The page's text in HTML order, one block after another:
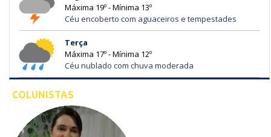
Máxima 19º - Mínima 13º
Céu encoberto com aguaceiros e tempestades
Terça
Máxima 17º - Mínima 12º
Céu nublado com chuva moderada
COLUNISTAS